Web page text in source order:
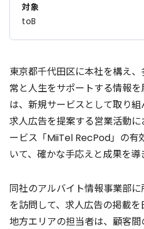
対象
toB
東京都千代田区に本社を構え
常と人生をサポートする情報
は、新規サービスとして取り
求人広告を提案する営業活動
ービス「MiiTel RecPod」の有
いて、確かな手応えと成果を導
同社のアルバイト情報事業部
を訪問して、求人広告の掲載
地方エリアの担当者は、顧客